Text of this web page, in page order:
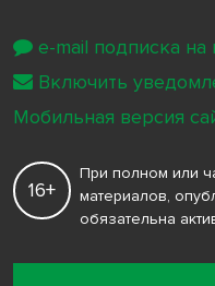
16+
При полном или
материалов,
обязательна
e-mail подписка на
Включить
Мобильная версия